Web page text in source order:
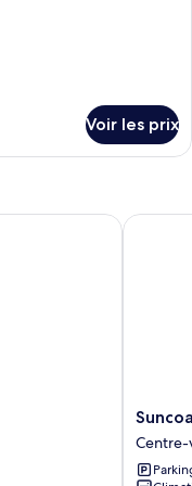
Voir les prix
Ibiza
Hotel
-
Centre-